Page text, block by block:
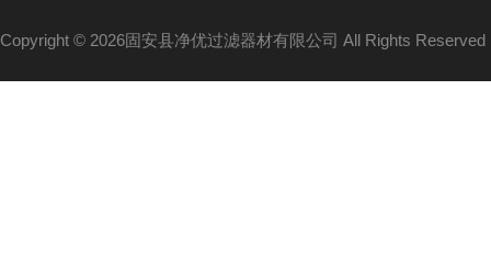
Copyright © 2026固安县净优过滤器材有限公司 All Rights